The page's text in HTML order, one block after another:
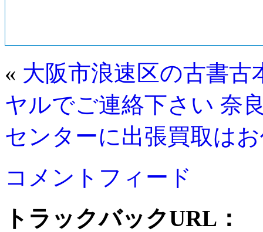
« 大阪市浪速区の古書
ヤルでご連絡下さい 奈
センターに出張買取は
コメントフィード
トラックバックURL：